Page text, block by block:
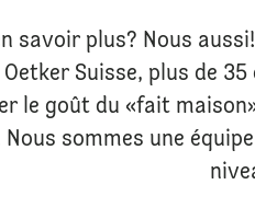
savoir plus? Nous
Oetker Suisse, plus de
le goût du «fait
Nous sommes une